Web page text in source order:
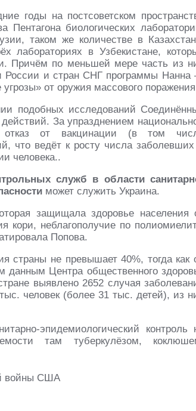
годы на постсоветском
Пентагона биологических
таком же количестве в
в Узбекистане,
Причём по меньшей мере часть из
России и стран СНГ программы
от оружия массового
подобных исследований
За упразднением
отказ от вакцинации (в том
что ведёт к росту числа
человека..
служб в области
может служить Украина.
защищала здоровье населения
кори, неблагополучие по
Попова.
страны не превышает 40%, тогда как
данным Центра общественного
выявлено 2652 случая
человек (более 31 тыс. детей), из
эпидемиологический контроль
там туберкулёзом,